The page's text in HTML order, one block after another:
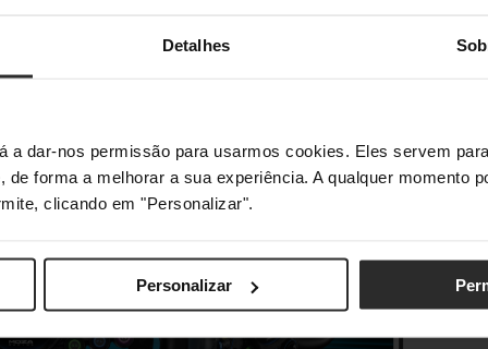
Detalhes
a dar-nos permissão para usarmos cookies. Eles servem
de forma a melhorar a sua experiência. A qualquer momento
clicando em "Personalizar".
Personalizar
impeças mais ninguém de experimentar também!
para ti!